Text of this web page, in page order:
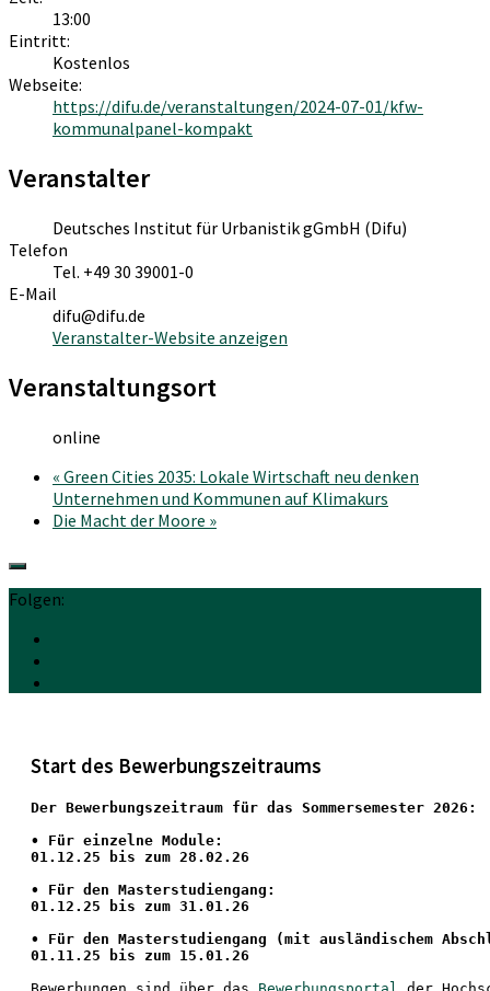
13:00
Eintritt:
Kostenlos
Webseite:
https://difu.de/veranstaltungen/2024-07-01/kfw-
kommunalpanel-kompakt
Veranstalter
Deutsches Institut für Urbanistik gGmbH (Difu)
Telefon
Tel. +49 30 39001-0
E-Mail
difu@difu.de
Veranstalter-Website anzeigen
Veranstaltungsort
online
« Green Cities 2035: Lokale Wirtschaft neu denken
Unternehmen und Kommunen auf Klimakurs
Die Macht der Moore »
Folgen:
Start des Bewerbungszeitraums
Der Bewerbungszeitraum für das Sommersemester 2026:
• Für einzelne Module:
01.12.25 bis zum 28.02.26
• Für den Masterstudiengang:
01.12.25 bis zum 31.01.26
• Für den Masterstudiengang (mit ausländischem
01.11.25 bis zum 15.01.26